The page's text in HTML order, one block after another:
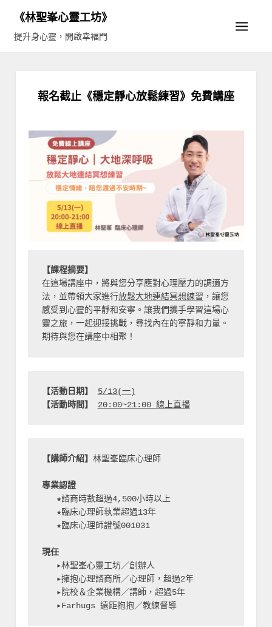
content
《林聖峯心靈工坊》
提升身心靈，開啟幸福門
報名截止《穩定靜心放鬆練習》免費講座
【課程摘要】
在這場講座中，將與您分享應對心理壓力的調適方
法，並帶領大家進行放鬆大地連結冥想練習 ，讓您
感受到心靈的平靜和安寧。讓我們攜手學習這場心
靈之旅，一起迎接挑戰，尋找內在的寧靜和力量。
期待與您在講座中相聚！
【活動日期】
5/13(一)
【活動時間】 20:00~21:00 線上直播
【講師介紹】 林聖峯臨床心理師
專業認證
   ★諮商時數超過4,500小時以上
   ★臨床心理師執業超過13年
   ★臨床心理師證號001031
現任
   ▸林聖峯心靈工坊／創辦人
   ▸擁抱心理諮商所／心理師，超過2年
   ▸院校＆企業機構／講師，超過5年
   ▸Farhugs 遠距抱抱／教練督導